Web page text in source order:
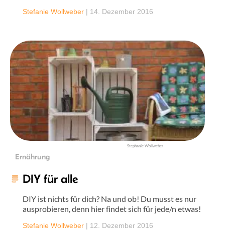
Stefanie Wollweber | 14. Dezember 2016
Stephanie Wollweber
Ernährung
DIY für alle
DIY ist nichts für dich? Na und ob! Du musst es nur
ausprobieren, denn hier findet sich für jede/n etwas!
Stefanie Wollweber | 12. Dezember 2016